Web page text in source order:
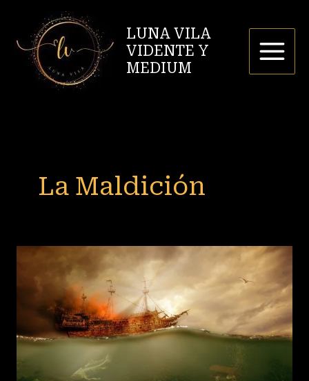
contenido
LUNA VILA
VIDENTE Y
MEDIUM
La Maldición
maldición